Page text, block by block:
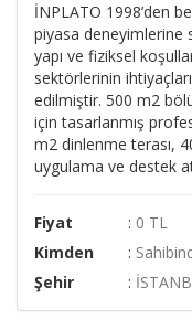
İNPLATO 1998’den
piyasa deneyimlerine
yapı ve fiziksel
sektörlerinin
edilmiştir. 500 m2
için tasarlanmış
m2 dinlenme terası,
uygulama ve destek
Fiyat : 0 TL
Kimden
:
Şehir
: